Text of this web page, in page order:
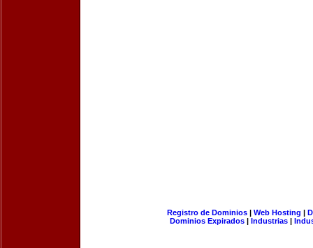
Registro de Dominios| Web Hosting |
Dominios Expirados | Industrias |